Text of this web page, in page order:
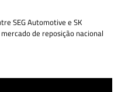
SEG Automotive e SK
de reposição nacional